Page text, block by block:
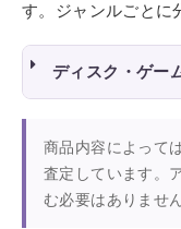
す。ジャンルごとに
ディスク・ゲー
商品内容によって
査定しています。
む必要はありません